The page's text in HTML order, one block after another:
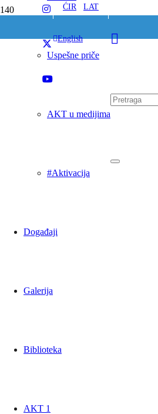
ĆIR/ LAT
English
Uspešne priče
AKT u medijima
#Aktivacija
Događaji
Galerija
Biblioteka
AKT 1